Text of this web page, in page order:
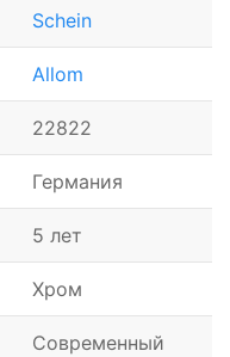
Schein
Allom
22822
Германия
5 лет
Хром
Современный